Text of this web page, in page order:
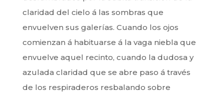
claridad del cielo á las sombras que
envuelven sus galerías. Cuando los ojos
comienzan á habituarse á la vaga niebla que
envuelve aquel recinto, cuando la dudosa y
azulada claridad que se abre paso á través
de los respiraderos resbalando sobre